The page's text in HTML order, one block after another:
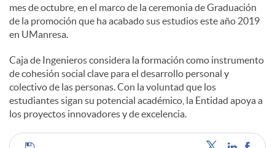
mes de octubre, en el marco de la ceremonia de Graduación
de la promoción que ha acabado sus estudios este año 2019
en UManresa.
Caja de Ingenieros considera la formación como instrumento
de cohesión social clave para el desarrollo personal y
colectivo de las personas. Con la voluntad que los
estudiantes sigan su potencial académico, la Entidad apoya a
los proyectos innovadores y de excelencia.